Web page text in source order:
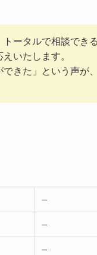
ータルで相談でき
いたします。
できた」という声が
–
–
–